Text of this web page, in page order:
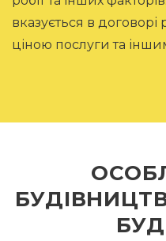
вказується в
ціною послуги та